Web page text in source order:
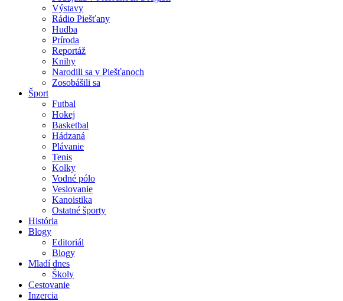
Výstavy
Rádio Piešťany
Hudba
Príroda
Reportáž
Knihy
Narodili sa v Piešťanoch
Zosobášili sa
Šport
Futbal
Hokej
Basketbal
Hádzaná
Plávanie
Tenis
Kolky
Vodné pólo
Veslovanie
Kanoistika
Ostatné športy
História
Blogy
Editoriál
Blogy
Mladí dnes
Školy
Cestovanie
Inzercia